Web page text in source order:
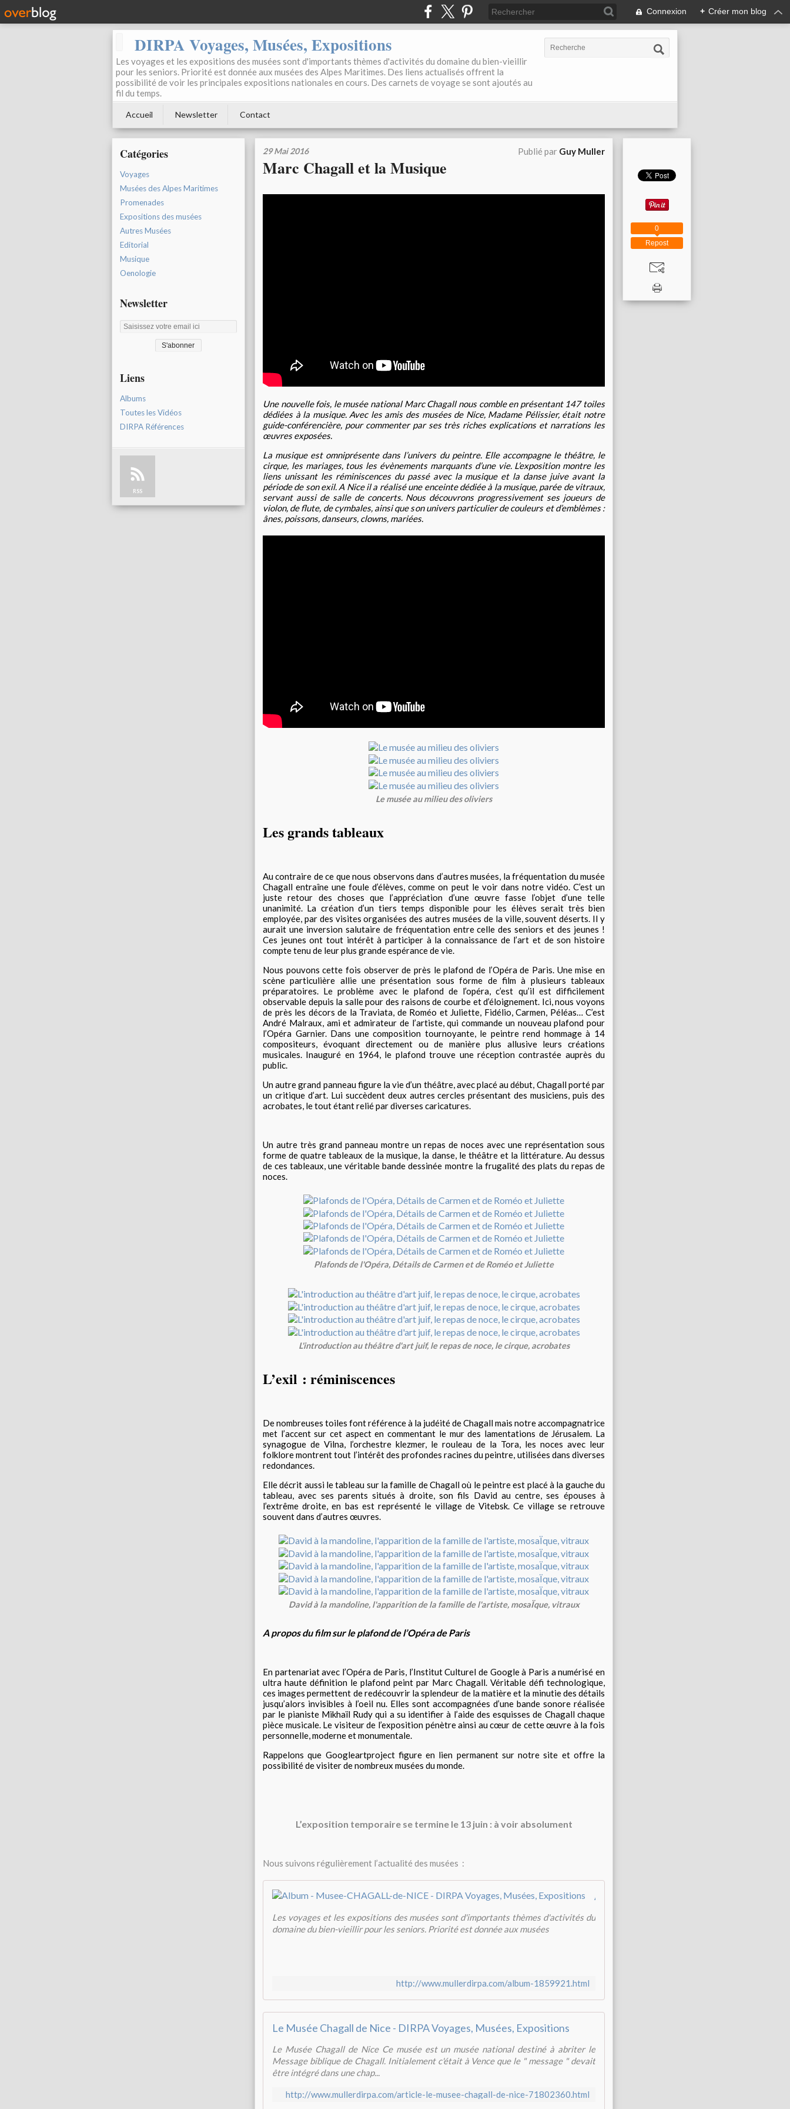
Connexion + Créer mon blog
DIRPA Voyages, Musées, Expositions
Les voyages et les expositions des musées sont d'importants thèmes d'activités du domaine du bien-vieillir
pour les seniors. Priorité est donnée aux musées des Alpes Maritimes. Des liens actualisés offrent la
possibilité de voir les principales expositions nationales en cours. Des carnets de voyage se sont ajoutés au
fil du temps.
Accueil Newsletter Contact
Catégories
Voyages
Musées des Alpes Maritimes
Promenades
Expositions des musées
Autres Musées
Editorial
Musique
Oenologie
Newsletter
Liens
Albums
Toutes les Vidéos
DIRPA Références
RSS
29 Mai 2016 Publié par Guy Muller
Marc Chagall et la Musique
Une nouvelle fois, le musée national Marc Chagall nous comble en présentant 147 toiles
dédiées à la musique. Avec les amis des musées de Nice, Madame Pélissier, était notre
guide-conférencière, pour commenter par ses très riches explications et narrations les
œuvres exposées.
La musique est omniprésente dans l’univers du peintre. Elle accompagne le théâtre, le
cirque, les mariages, tous les évènements marquants d’une vie. L’exposition montre les
liens unissant les réminiscences du passé avec la musique et la danse juive avant la
période de son exil. A Nice il a réalisé une enceinte dédiée à la musique, parée de vitraux,
servant aussi de salle de concerts. Nous découvrons progressivement ses joueurs de
violon, de flute, de cymbales, ainsi que son univers particulier de couleurs et d’emblèmes :
ânes, poissons, danseurs, clowns, mariées.
Le musée au milieu des oliviers
Les grands tableaux
Au contraire de ce que nous observons dans d’autres musées, la fréquentation du musée
Chagall entraîne une foule d’élèves, comme on peut le voir dans notre vidéo. C’est un
juste retour des choses que l’appréciation d’une œuvre fasse l’objet d’une telle
unanimité. La création d’un tiers temps disponible pour les élèves serait très bien
employée, par des visites organisées des autres musées de la ville, souvent déserts. Il y
aurait une inversion salutaire de fréquentation entre celle des seniors et des jeunes !
Ces jeunes ont tout intérêt à participer à la connaissance de l’art et de son histoire
compte tenu de leur plus grande espérance de vie.
Nous pouvons cette fois observer de près le plafond de l’Opéra de Paris. Une mise en
scène particulière allie une présentation sous forme de film à plusieurs tableaux
préparatoires. Le problème avec le plafond de l’opéra, c’est qu’il est difficilement
observable depuis la salle pour des raisons de courbe et d’éloignement. Ici, nous voyons
de près les décors de la Traviata, de Roméo et Juliette, Fidélio, Carmen, Péléas… C’est
André Malraux, ami et admirateur de l’artiste, qui commande un nouveau plafond pour
l’Opéra Garnier. Dans une composition tournoyante, le peintre rend hommage à 14
compositeurs, évoquant directement ou de manière plus allusive leurs créations
musicales. Inauguré en 1964, le plafond trouve une réception contrastée auprès du
public.
Un autre grand panneau figure la vie d’un théâtre, avec placé au début, Chagall porté par
un critique d’art. Lui succèdent deux autres cercles présentant des musiciens, puis des
acrobates, le tout étant relié par diverses caricatures.
Un autre très grand panneau montre un repas de noces avec une représentation sous
forme de quatre tableaux de la musique, la danse, le théâtre et la littérature. Au dessus
de ces tableaux, une véritable bande dessinée montre la frugalité des plats du repas de
noces.
Plafonds de l'Opéra, Détails de Carmen et de Roméo et Juliette
L'introduction au théâtre d'art juif, le repas de noce, le cirque, acrobates
L’exil : réminiscences
De nombreuses toiles font référence à la judéité de Chagall mais notre accompagnatrice
met l’accent sur cet aspect en commentant le mur des lamentations de Jérusalem. La
synagogue de Vilna, l’orchestre klezmer, le rouleau de la Tora, les noces avec leur
folklore montrent tout l’intérêt des profondes racines du peintre, utilisées dans diverses
redondances.
Elle décrit aussi le tableau sur la famille de Chagall où le peintre est placé à la gauche du
tableau, avec ses parents situés à droite, son fils David au centre, ses épouses à
l’extrême droite, en bas est représenté le village de Vitebsk. Ce village se retrouve
souvent dans d’autres œuvres.
David à la mandoline, l'apparition de la famille de l'artiste, mosaÏque, vitraux
A propos du film sur le plafond de l’Opéra de Paris
En partenariat avec l’Opéra de Paris, l’Institut Culturel de Google à Paris a numérisé en
ultra haute définition le plafond peint par Marc Chagall. Véritable défi technologique,
ces images permettent de redécouvrir la splendeur de la matière et la minutie des détails
jusqu’alors invisibles à l’oeil nu. Elles sont accompagnées d’une bande sonore réalisée
par le pianiste Mikhaïl Rudy qui a su identifier à l’aide des esquisses de Chagall chaque
pièce musicale. Le visiteur de l’exposition pénètre ainsi au cœur de cette œuvre à la fois
personnelle, moderne et monumentale.
Rappelons que Googleartproject figure en lien permanent sur notre site et offre la
possibilité de visiter de nombreux musées du monde.
L’exposition temporaire se termine le 13 juin : à voir absolument
Nous suivons régulièrement l’actualité des musées :
Les voyages et les expositions des musées sont d'importants thèmes d'activités du
domaine du bien-vieillir pour les seniors. Priorité est donnée aux musées
http://www.mullerdirpa.com/album-1859921.html
Le Musée Chagall de Nice - DIRPA Voyages, Musées, Expositions
Le Musée Chagall de Nice Ce musée est un musée national destiné à abriter le
Message biblique de Chagall. Initialement c'était à Vence que le " message " devait
être intégré dans une chap...
http://www.mullerdirpa.com/article-le-musee-chagall-de-nice-71802360.html
Repost
0